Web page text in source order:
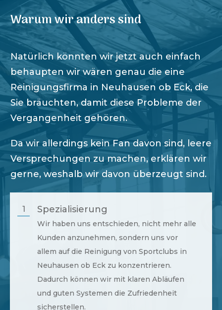
Warum wir anders sind
Natürlich könnten wir jetzt auch einfach
behaupten wir wären genau die eine
Reinigungsfirma in Neuhausen ob Eck, die
Sie bräuchten, damit diese Probleme der
Vergangenheit gehören.
Da wir allerdings kein Fan davon sind, leere
Versprechungen zu machen, erklären wir
gerne, weshalb wir davon überzeugt sind.
1 Spezialisierung
Wir haben uns entschieden, nicht mehr alle
Kunden anzunehmen, sondern uns vor
allem auf die Reinigung von Sportclubs in
Neuhausen ob Eck zu konzentrieren.
Dadurch können wir mit klaren Abläufen
und guten Systemen die Zufriedenheit
sicherstellen.